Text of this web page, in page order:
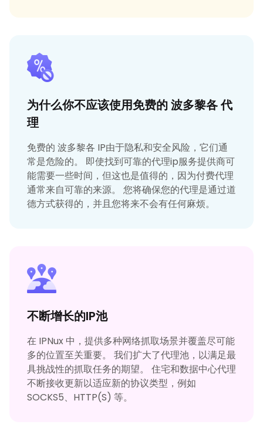
为什么你不应该使用免费的 波多黎各 代
理
免费的 波多黎各 IP由于隐私和安全风险，它们通
常是危险的。 即使找到可靠的代理ip服务提供商可
能需要一些时间，但这也是值得的，因为付费代理
通常来自可靠的来源。 您将确保您的代理是通过道
德方式获得的，并且您将来不会有任何麻烦。
不断增长的IP池
在 IPNux 中，提供多种网络抓取场景并覆盖尽可能
多的位置至关重要。 我们扩大了代理池，以满足最
具挑战性的抓取任务的期望。 住宅和数据中心代理
不断接收更新以适应新的协议类型，例如
SOCKS5、HTTP(S) 等。